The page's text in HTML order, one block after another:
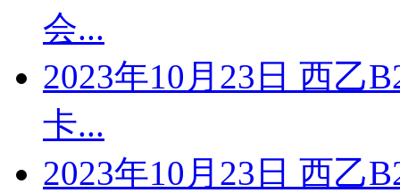
会...
2023年10月23日 西乙
卡...
2023年10月23日 西乙